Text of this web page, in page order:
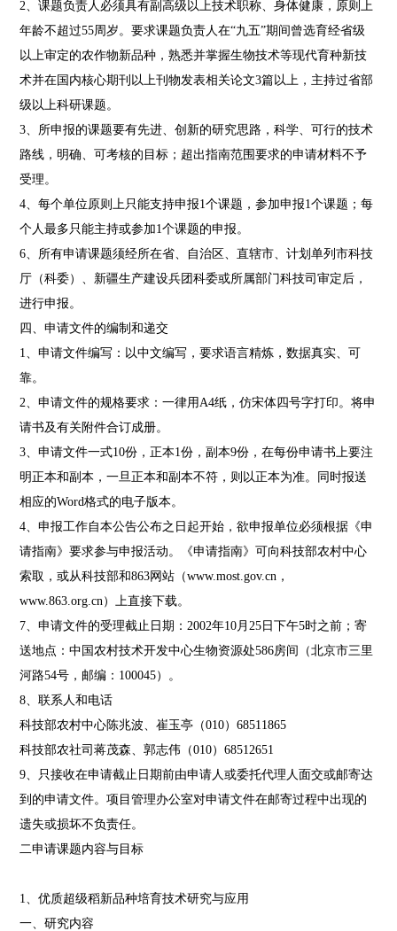
2、课题负责人必须具有副高级以上技术职称、身体健康，原则上
年龄不超过55周岁。要求课题负责人在“九五”期间曾选育经省级
以上审定的农作物新品种，熟悉并掌握生物技术等现代育种新技
术并在国内核心期刊以上刊物发表相关论文3篇以上，主持过省部
级以上科研课题。
3、所申报的课题要有先进、创新的研究思路，科学、可行的技术
路线，明确、可考核的目标；超出指南范围要求的申请材料不予
受理。
4、每个单位原则上只能支持申报1个课题，参加申报1个课题；每
个人最多只能主持或参加1个课题的申报。
6、所有申请课题须经所在省、自治区、直辖市、计划单列市科技
厅（科委）、新疆生产建设兵团科委或所属部门科技司审定后，
进行申报。
四、申请文件的编制和递交
1、申请文件编写：以中文编写，要求语言精炼，数据真实、可
靠。
2、申请文件的规格要求：一律用A4纸，仿宋体四号字打印。将申
请书及有关附件合订成册。
3、申请文件一式10份，正本1份，副本9份，在每份申请书上要注
明正本和副本，一旦正本和副本不符，则以正本为准。同时报送
相应的Word格式的电子版本。
4、申报工作自本公告公布之日起开始，欲申报单位必须根据《申
请指南》要求参与申报活动。《申请指南》可向科技部农村中心
索取，或从科技部和863网站（www.most.gov.cn ，
www.863.org.cn）上直接下载。
7、申请文件的受理截止日期：2002年10月25日下午5时之前；寄
送地点：中国农村技术开发中心生物资源处586房间（北京市三里
河路54号，邮编：100045）。
8、联系人和电话
科技部农村中心陈兆波、崔玉亭（010）68511865
科技部农社司蒋茂森、郭志伟（010）68512651
9、只接收在申请截止日期前由申请人或委托代理人面交或邮寄达
到的申请文件。项目管理办公室对申请文件在邮寄过程中出现的
遗失或损坏不负责任。
二申请课题内容与目标
1、优质超级稻新品种培育技术研究与应用
一、研究内容